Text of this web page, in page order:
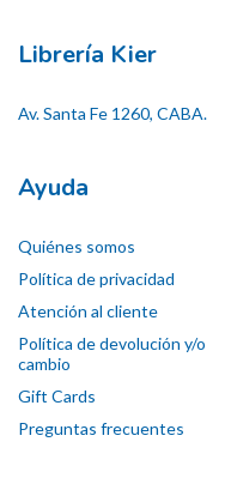
Librería Kier
Av. Santa Fe 1260, CABA.
Ayuda
Quiénes somos
Política de privacidad
Atención al cliente
Política de devolución y/o
cambio
Gift Cards
Preguntas frecuentes